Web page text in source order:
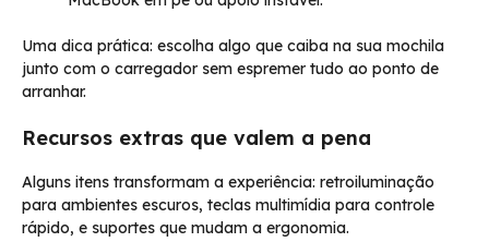
Uma dica prática: escolha algo que caiba na sua mochila
junto com o carregador sem espremer tudo ao ponto de
arranhar.
Recursos extras que valem a pena
Alguns itens transformam a experiência: retroiluminação
para ambientes escuros, teclas multimídia para controle
rápido, e suportes que mudam a ergonomia.